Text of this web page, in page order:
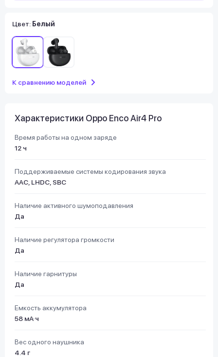
Цвет: Белый
К сравнению моделей
Характеристики Oppo Enco Air4 Pro
Время работы на одном заряде
12 ч
Поддерживаемые системы кодирования звука
AAC, LHDC, SBC
Наличие активного шумоподавления
Да
Наличие регулятора громкости
Да
Наличие гарнитуры
Да
Емкость аккумулятора
58 мА·ч
Вес одного наушника
4.4 г